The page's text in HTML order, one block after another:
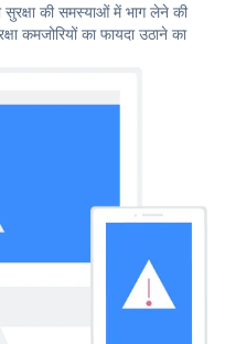
की समस्याओं में भाग लेने की
कमजोरियों का फायदा उठाने का